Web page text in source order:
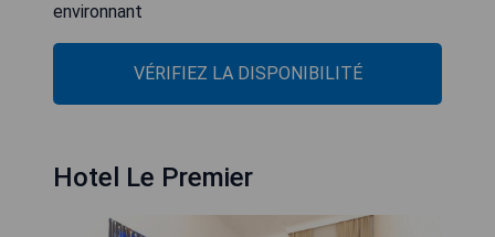
environnant
VÉRIFIEZ LA DISPONIBILITÉ
Hotel Le Premier